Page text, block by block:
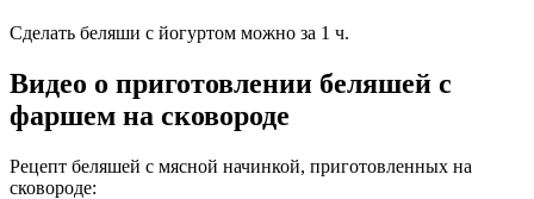
Сделать беляши с йогуртом можно за 1 ч.
Видео о приготовлении беляшей с
фаршем на сковороде
Рецепт беляшей с мясной начинкой, приготовленных на
сковороде: